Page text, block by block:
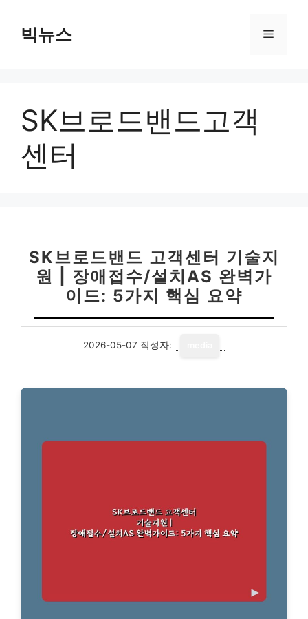
빅뉴스 메
SK브로드밴드고객
센터
SK브로드밴드 고객센터 기술지
원 | 장애접수/설치AS 완벽가
이드: 5가지 핵심 요약
2026-05-07 작성자: